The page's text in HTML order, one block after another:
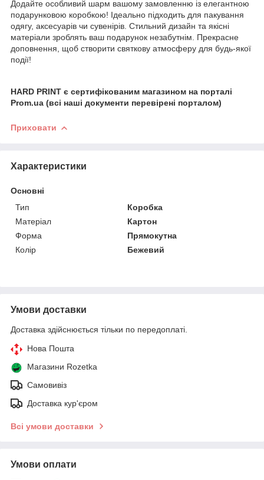
Додайте особливий шарм вашому замовленню із елегантною
подарунковою коробкою! Ідеально підходить для пакування
одягу, аксесуарів чи сувенірів. Стильний дизайн та якісні
матеріали зроблять ваш подарунок незабутнім. Прекрасне
доповнення, щоб створити святкову атмосферу для будь-якої
події!
HARD PRINT є сертифікованим магазином на порталі
Prom.ua (всі наші документи перевірені порталом)
Приховати
Характеристики
Основні
Тип
Коробка
Матеріал
Картон
Форма
Прямокутна
Колір
Бежевий
Умови доставки
Доставка здійснюється тільки по передоплаті.
Нова Пошта
Магазини Rozetka
Самовивіз
Доставка кур'єром
Всі умови доставки
Умови оплати